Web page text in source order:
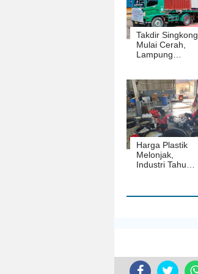
Takdir Singkong
Mulai Cerah,
Lampung
Tiongkok
Harga Plastik
Melonjak,
Industri Tahu
Pakai Daun